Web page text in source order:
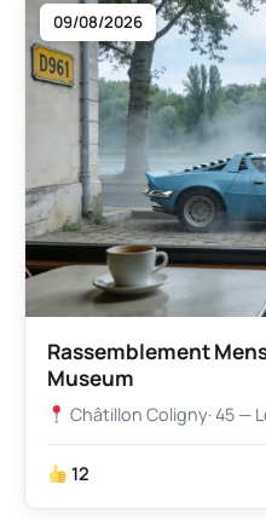
09/08/2026
Rassemblement
Museum
Châtillon Coligny· 45 —
12